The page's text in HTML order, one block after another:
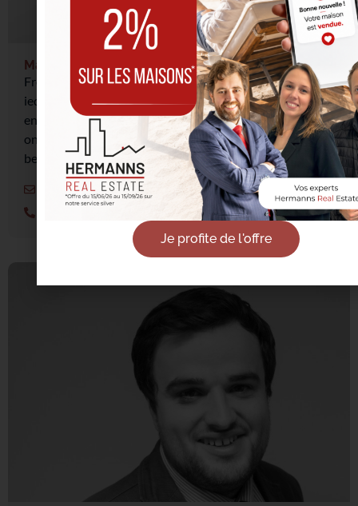
Manoa Rathier
Frontoffice, ik ben een luisterend oor en heb oog voor
iedereen. Ik hecht veel belang aan een goede opvolging
en ik doe altijd mijn uiterste best om mijn collega’s te
ondersteunen en klanten met vriendelijkheid en
betrokkenheid te begeleiden.
info@ahre.be
Je profite de l'offre